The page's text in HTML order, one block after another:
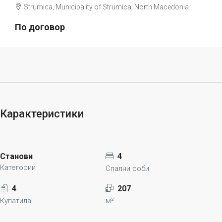
Strumica, Municipality of Strumica, North Macedonia
По договор
Карактеристики
Станови
Категории
4
Спални соби
4
Купатила
207
м²